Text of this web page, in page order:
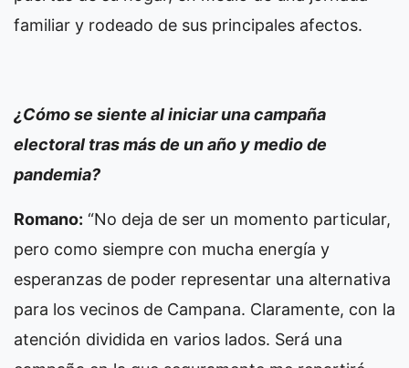
familiar y rodeado de sus principales afectos.
¿Cómo se siente al iniciar una campaña
electoral tras más de un año y medio de
pandemia?
Romano: “No deja de ser un momento particular,
pero como siempre con mucha energía y
esperanzas de poder representar una alternativa
para los vecinos de Campana. Claramente, con la
atención dividida en varios lados. Será una